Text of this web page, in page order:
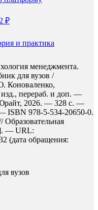
₽
и практика
менеджмента.
для вузов /
Коноваленко,
перераб. и доп. —
2026. — 328 с. —
ISBN 978-5-534-20650-0.
— URL:
(дата обращения:
вузов